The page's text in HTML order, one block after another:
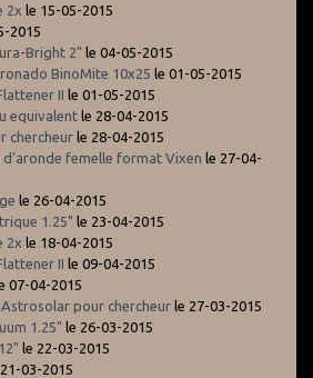
2x le 15-05-2015
2015
Bright 2" le 04-05-2015
BinoMite 10x25 le 01-05-2015
II le 01-05-2015
equivalent le 28-04-2015
chercheur le 28-04-2015
femelle format Vixen le 27-04-
le 26-04-2015
1.25" le 23-04-2015
2x le 18-04-2015
II le 09-04-2015
07-04-2015
pour chercheur le 27-03-2015
1.25" le 26-03-2015
le 22-03-2015
03-2015